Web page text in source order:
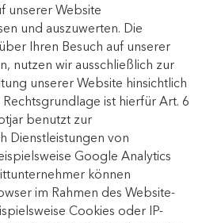
unserer Website
und auszuwerten. Die
Ihren Besuch auf unserer
nutzen wir ausschließlich zur
unserer Website hinsichtlich
ist hierfür Art. 6
benutzt zur
Dienstleistungen von
Google Analytics
können
im Rahmen des Website-
Cookies oder IP-